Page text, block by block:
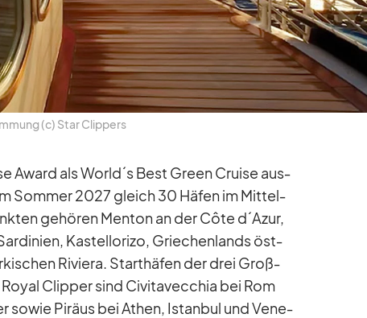
(c) Star Clip­pers
Award als World´s Best Green Cruise aus­
Som­mer 2027 gleich 30 Hä­fen im Mit­tel­
ge­hö­ren Men­ton an der Côte d´Azur,
Kas­tell­orizo, Grie­chen­lands öst­
Ri­viera. Start­hä­fen der drei Groß­
Clip­per sind Ci­vi­ta­vec­chia bei Rom
so­wie Pi­räus bei Athen, Is­tan­bul und Ve­ne­